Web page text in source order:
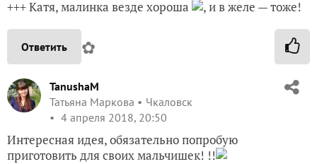
+++ Катя, малинка везде хороша , и в желе — тоже!
Ответить ✿
TanushaM
Татьяна Маркова
Чкаловск
4 апреля 2018, 20:50
Интересная идея, обязательно попробую
приготовить для своих мальчишек! !!